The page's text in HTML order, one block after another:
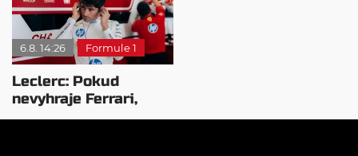
6.8. 14:26 Formule 1
Leclerc: Pokud
nevyhraje Ferrari,
přeji titul